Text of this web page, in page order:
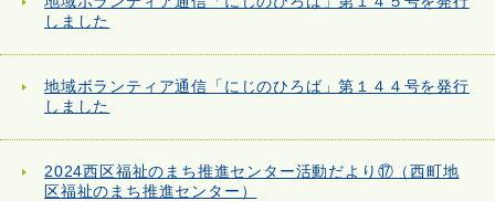
しました
地域ボランティア通信「にじのひろば」第１４４号を発行
しました
2024西区福祉のまち推進センター活動だより⑰（西町地
区福祉のまち推進センター）